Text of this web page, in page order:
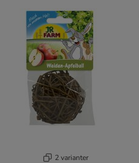
2 varianter